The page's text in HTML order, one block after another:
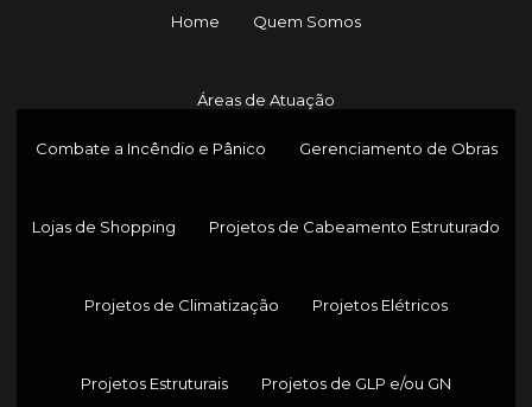
Home Quem Somos
Áreas de Atuação
Combate a Incêndio e Pânico Gerenciamento de Obras
Lojas de Shopping Projetos de Cabeamento Estruturado
Projetos de Climatização Projetos Elétricos
Projetos Estruturais Projetos de GLP e/ou GN